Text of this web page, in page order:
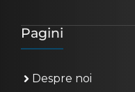
Pagini
Despre noi